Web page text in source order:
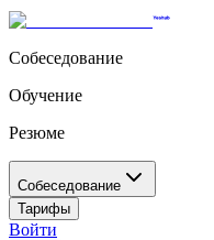
Собеседование
Обучение
Резюме
Собеседование
Тарифы
Войти